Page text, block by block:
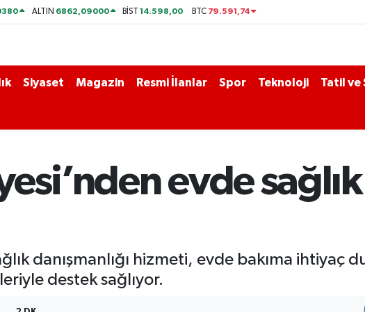
ALTIN 6862,09000 BİST14.598,00 BTC 79.591,74
Siyaset Magazin Resmi İlanlar Spor Teknoloji Tatil ve
evde
danışmanlığı hizmeti, evde bakıma ihtiyaç
destek sağlıyor.